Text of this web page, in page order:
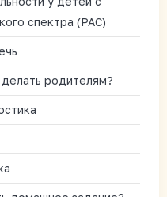
спектра (РАС)
родителям?